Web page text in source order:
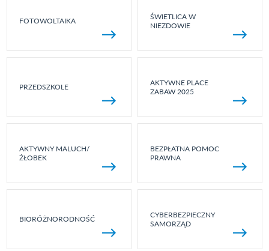
FOTOWOLTAIKA
ŚWIETLICA W
NIEZDOWIE
PRZEDSZKOLE
AKTYWNE PLACE
ZABAW 2025
AKTYWNY MALUCH/
ŻŁOBEK
BEZPŁATNA POMOC
PRAWNA
BIORÓŻNORODNOŚĆ
CYBERBEZPIECZNY
SAMORZĄD